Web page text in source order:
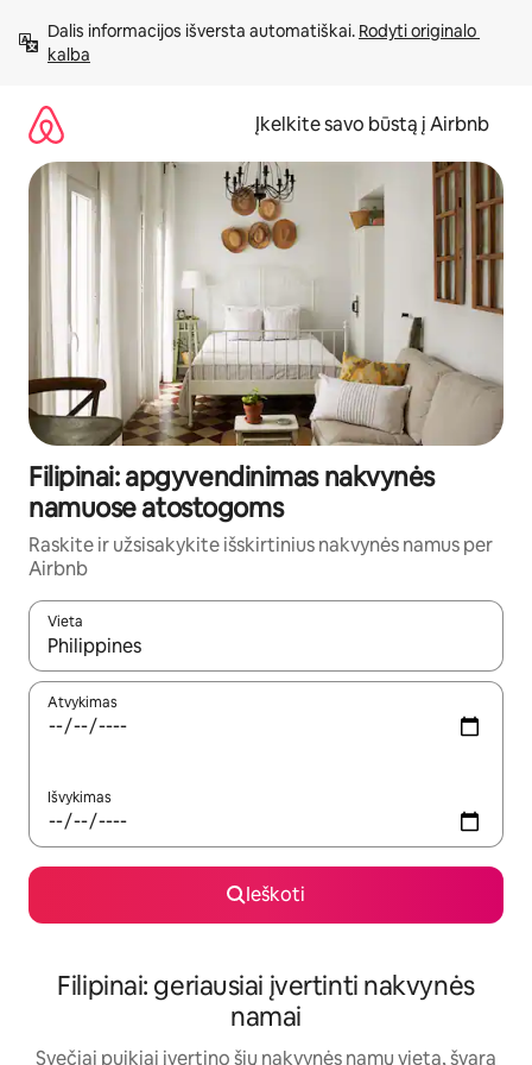
prie
turinio
Dalis informacijos išversta automatiškai. Rodyti originalo
kalba
Įkelkite savo būstą į Airbnb
Filipinai: apgyvendinimas nakvynės
namuose atostogoms
Raskite ir užsisakykite išskirtinius nakvynės namus per
Airbnb
Vieta
Kai pasirodys paieškos rezultatai, juos naršyti galite
Atvykimas
Išvykimas
Ieškoti
Filipinai: geriausiai įvertinti nakvynės
namai
Svečiai puikiai įvertino šių nakvynės namų vietą, švarą